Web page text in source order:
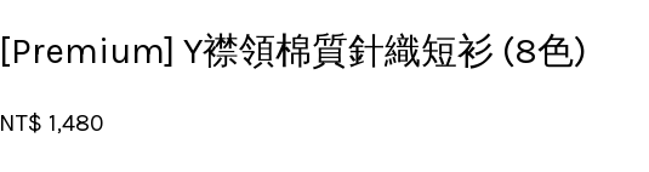
[Premium] Y襟領棉質針織短衫 (8色)
NT$ 1,480